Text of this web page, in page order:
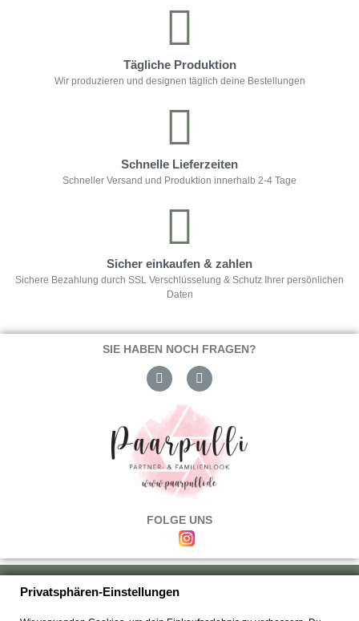
Tägliche Produktion
Wir produzieren und designen täglich deine Bestellungen
Schnelle Lieferzeiten
Schneller Versand und Produktion innerhalb 2-4 Tage
Sicher einkaufen & zahlen
Sichere Bezahlung durch SSL Verschlüsselung & Schutz Ihrer persönlichen
Daten
SIE HABEN NOCH FRAGEN?
FOLGE UNS
Über uns|Versand & Zahlung|Umtausch & Rückgabe
Privatsphären-Einstellungen